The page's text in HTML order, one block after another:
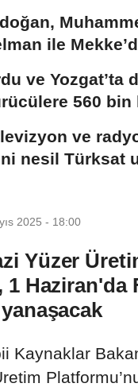
ile
ve Yozgat’ta
560 bin
ve
nesil Türksat
2025 - 18:00
Yüzer
1 Haziran'da
Kaynaklar